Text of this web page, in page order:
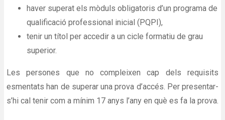
haver superat els mòduls obligatoris d’un programa de
qualificació professional inicial (PQPI),
tenir un títol per accedir a un cicle formatiu de grau
superior.
Les persones que no compleixen cap dels requisits
esmentats han de superar una prova d’accés. Per presentar-
s’hi cal tenir com a mínim 17 anys l’any en què es fa la prova.